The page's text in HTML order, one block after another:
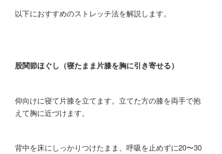
以下におすすめのストレッチ法を解説します。
股関節ほぐし（寝たまま片膝を胸に引き寄せる）
仰向けに寝て片膝を立てます。立てた方の膝を両手で抱
えて胸に近づけます。
背中を床にしっかりつけたまま、呼吸を止めずに20〜30